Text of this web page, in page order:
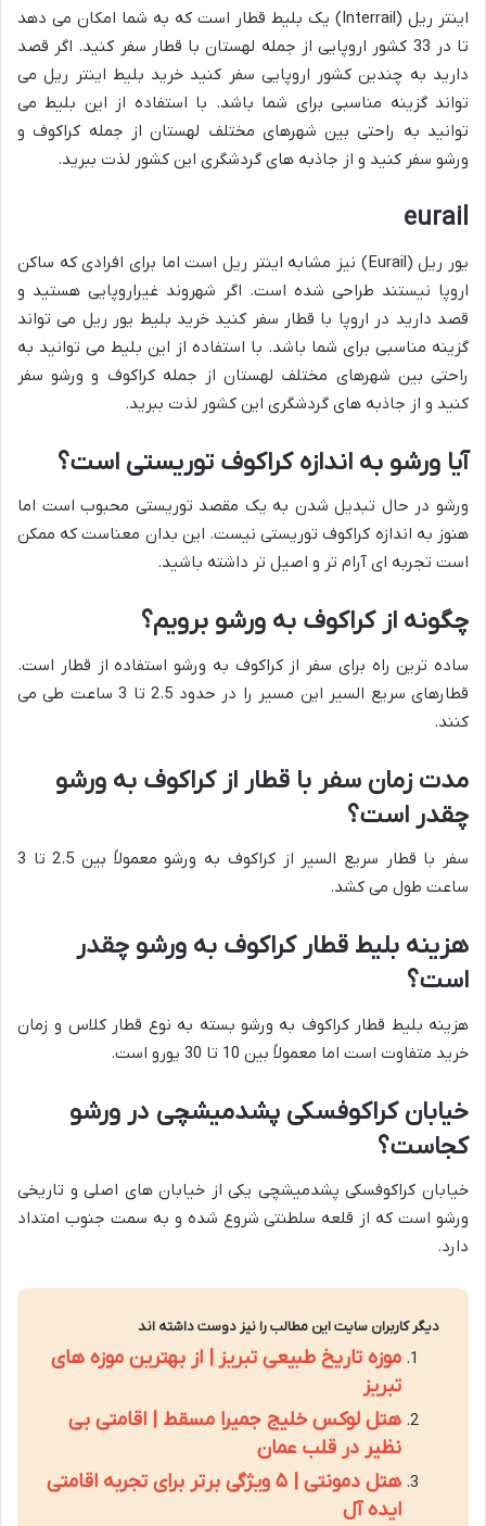
اینتر ریل (Interrail) یک بلیط قطار است که به شما امکان می دهد
تا در 33 کشور اروپایی از جمله لهستان با قطار سفر کنید. اگر قصد
دارید به چندین کشور اروپایی سفر کنید خرید بلیط اینتر ریل می
تواند گزینه مناسبی برای شما باشد. با استفاده از این بلیط می
توانید به راحتی بین شهرهای مختلف لهستان از جمله کراکوف و
ورشو سفر کنید و از جاذبه های گردشگری این کشور لذت ببرید.
eurail
یور ریل (Eurail) نیز مشابه اینتر ریل است اما برای افرادی که ساکن
اروپا نیستند طراحی شده است. اگر شهروند غیراروپایی هستید و
قصد دارید در اروپا با قطار سفر کنید خرید بلیط یور ریل می تواند
گزینه مناسبی برای شما باشد. با استفاده از این بلیط می توانید به
راحتی بین شهرهای مختلف لهستان از جمله کراکوف و ورشو سفر
کنید و از جاذبه های گردشگری این کشور لذت ببرید.
آیا ورشو به اندازه کراکوف توریستی است؟
ورشو در حال تبدیل شدن به یک مقصد توریستی محبوب است اما
هنوز به اندازه کراکوف توریستی نیست. این بدان معناست که ممکن
است تجربه ای آرام تر و اصیل تر داشته باشید.
چگونه از کراکوف به ورشو برویم؟
ساده ترین راه برای سفر از کراکوف به ورشو استفاده از قطار است.
قطارهای سریع السیر این مسیر را در حدود 2.5 تا 3 ساعت طی می
کنند.
مدت زمان سفر با قطار از کراکوف به ورشو
چقدر است؟
سفر با قطار سریع السیر از کراکوف به ورشو معمولاً بین 2.5 تا 3
ساعت طول می کشد.
هزینه بلیط قطار کراکوف به ورشو چقدر
است؟
هزینه بلیط قطار کراکوف به ورشو بسته به نوع قطار کلاس و زمان
خرید متفاوت است اما معمولاً بین 10 تا 30 یورو است.
خیابان کراکوفسکی پشدمیشچی در ورشو
کجاست؟
خیابان کراکوفسکی پشدمیشچی یکی از خیابان های اصلی و تاریخی
ورشو است که از قلعه سلطنتی شروع شده و به سمت جنوب امتداد
دارد.
دیگر کاربران سایت این مطالب را نیز دوست داشته اند
موزه تاریخ طبیعی تبریز | از بهترین موزه های
تبریز
هتل لوکس خلیج جمیرا مسقط | اقامتی بی
نظیر در قلب عمان
هتل دمونتی | ۵ ویژگی برتر برای تجربه اقامتی
ایده آل